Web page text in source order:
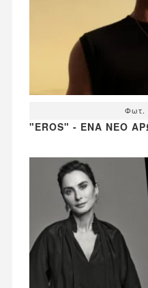
Φωτ.
"EROS" - ΈΝΑ ΝΈΟ